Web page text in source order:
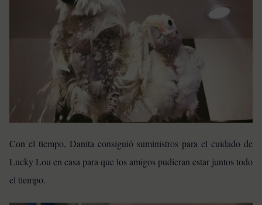
Con el tiempo, Danita consiguió suministros para el cuidado de
Lucky Lou en casa para que los amigos pudieran estar juntos todo
el tiempo.